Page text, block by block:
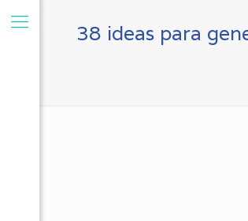
38 ideas para